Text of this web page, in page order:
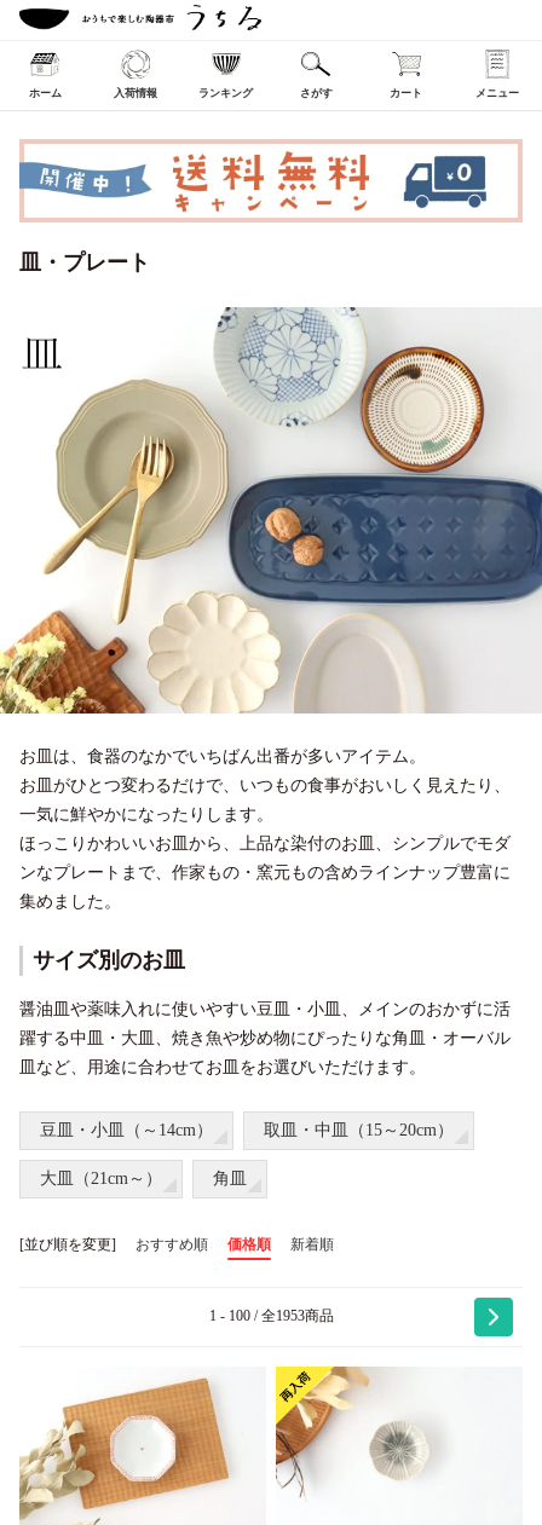
ホーム 入荷情報 ランキング さがす カート メニュー
皿・プレート
お皿は、食器のなかでいちばん出番が多いアイテム。
お皿がひとつ変わるだけで、いつもの食事がおいしく見えたり、
一気に鮮やかになったりします。
ほっこりかわいいお皿から、上品な染付のお皿、シンプルでモダ
ンなプレートまで、作家もの・窯元もの含めラインナップ豊富に
集めました。
サイズ別のお皿
醤油皿や薬味入れに使いやすい豆皿・小皿、メインのおかずに活
躍する中皿・大皿、焼き魚や炒め物にぴったりな角皿・オーバル
皿など、用途に合わせてお皿をお選びいただけます。
豆皿・小皿（～14cm） 取皿・中皿（15～20cm）
大皿（21cm～） 角皿
[並び順を変更] おすすめ順 価格順 新着順
1 - 100 / 全1953商品